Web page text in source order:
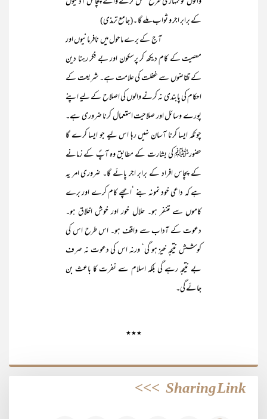
کے برابر اجر و ثواب ملے گا ۔(جامع ترمذی)
آج کے برے ماحول میں نافرمانیوں اور
معصیت کے کام دیکھ کر پرسکون اور بے فکر رہنا دین
کے تقاضوں سے غفلت کی علامت ہے۔ شریعت کے
احکام کی پابندی نہ کرنے والوں کی اصلاح کے لیے اپنے
پورے وسائل اور صلاحیت استعمال کرنا ضروری ہے۔
چونکہ ایسا کرنا آسان نہیں رہا اس لیے جو ایسا کرے گا
حضورﷺ کی بشارت کے مطابق وہ آپؐ کے زمانے
کے پچاس افراد کے برابر اجر پائے گا۔ ضروری امر یہ
ہے کہ داعی خود نمونہ بنے ‘اچھے کام کرے اور برے
کاموں سے متنفر ہو۔ حلال خور اور خوش اخلاق ہو۔
دعوت کے آداب سے واقف ہو۔ اس طرح اس کی
کوشش نتیجہ خیز ہو گی‘ ورنہ اس کی دعوت نہ صرف
بے نتیجہ رہے گی بلکہ اسلام سے نفرت کا باعث بن
جائے گی۔
٭٭٭
Sharing Link
>>>